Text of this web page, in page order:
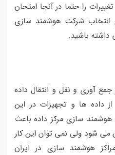
را حتما در آنجا امتحان
انتخاب شرکت هوشمند سازی
داشته باشید.
جمع آوری و نقل و انتقال داده
داده ها و تجهیزات در این
سازی مرکز داده باعث
می شود ولی نمی توان این کار
هوشمند سازی در ایران